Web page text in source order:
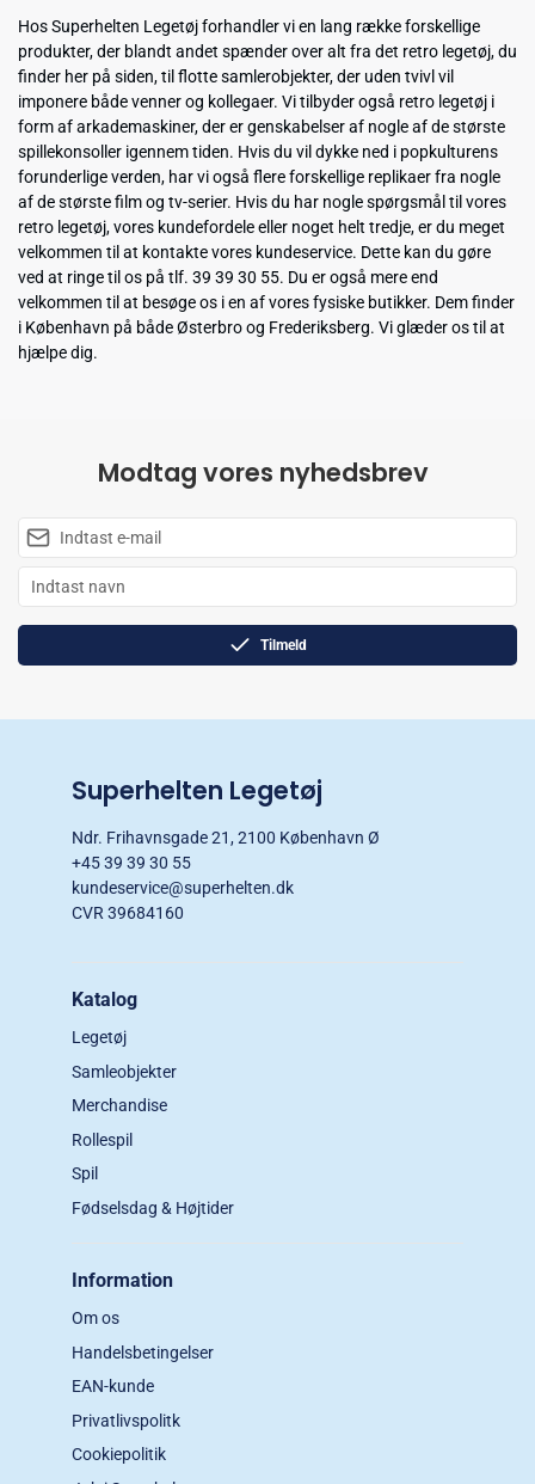
Hos Superhelten Legetøj forhandler vi en lang række forskellige
produkter, der blandt andet spænder over alt fra det retro legetøj, du
finder her på siden, til flotte samlerobjekter, der uden tvivl vil
imponere både venner og kollegaer. Vi tilbyder også retro legetøj i
form af arkademaskiner, der er genskabelser af nogle af de største
spillekonsoller igennem tiden. Hvis du vil dykke ned i popkulturens
forunderlige verden, har vi også flere forskellige replikaer fra nogle
af de største film og tv-serier. Hvis du har nogle spørgsmål til vores
retro legetøj, vores kundefordele eller noget helt tredje, er du meget
velkommen til at kontakte vores kundeservice. Dette kan du gøre
ved at ringe til os på tlf. 39 39 30 55. Du er også mere end
velkommen til at besøge os i en af vores fysiske butikker. Dem finder
i København på både Østerbro og Frederiksberg. Vi glæder os til at
hjælpe dig.
Modtag vores nyhedsbrev
Tilmeld
Superhelten Legetøj
Ndr. Frihavnsgade 21, 2100 København Ø
+45 39 39 30 55
kundeservice@superhelten.dk
CVR 39684160
Katalog
Legetøj
Samleobjekter
Merchandise
Rollespil
Spil
Fødselsdag & Højtider
Information
Om os
Handelsbetingelser
EAN-kunde
Privatlivspolitk
Cookiepolitik